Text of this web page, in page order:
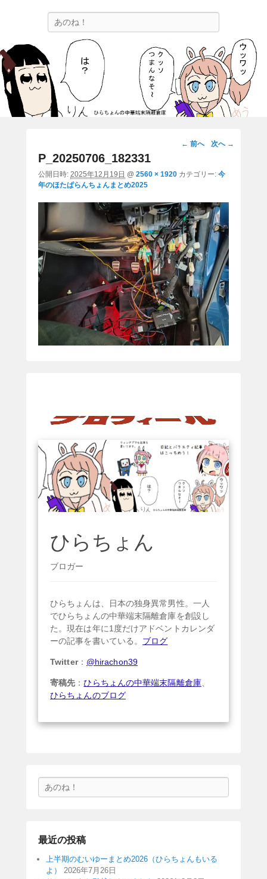
ひらちょんの中華端末隔離倉庫
ほたがページ上部にある検索バーを消してくれたサイトです。
画
ー
シ
ョ
ン
← 前へ 次へ →
P_20250706_182331
公開日時: 2025年12月19日 @ 2560 × 1920 カテゴリー: 今
年のほたぱらんちょんまとめ2025
ひらちょん
ブロガー
ひらちょんは、日本の独身異常男性。一人
でひらちょんの中華端末隔離倉庫を創設し
た。現在は年に1度だけアドベントカレンダ
ーの記事を書いている。 ブログ
Twitter： @hirachon39
寄稿先 ：ひらちょんの中華端末隔離倉庫、
ひらちょんのブログ
索
最近の投稿
上半期のむいゆーまとめ2026（ひらちょんもいる
よ）
2026年7月26日